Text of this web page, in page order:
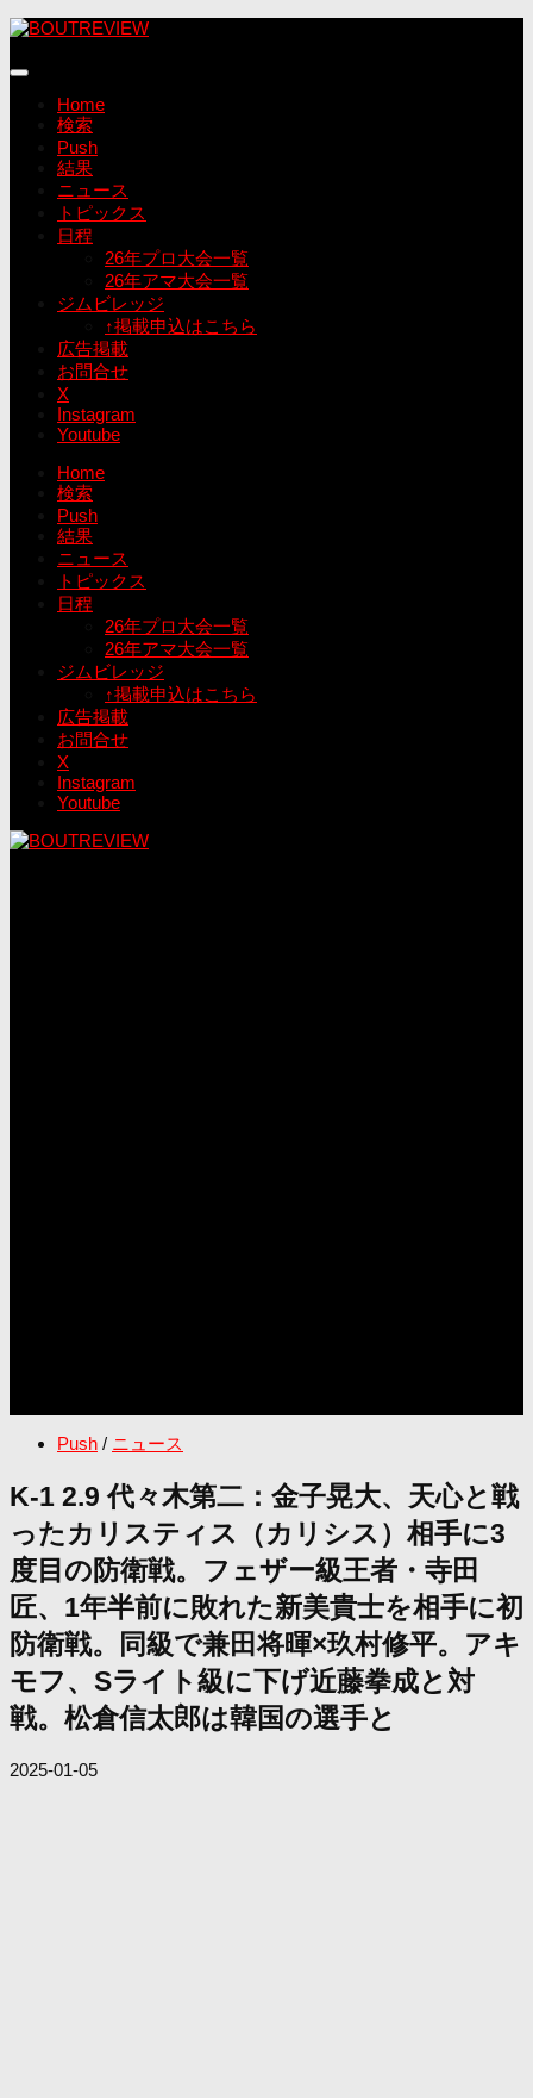
コ
テ
Home
検索
Push
結果
ニュース
トピックス
日程
26年プロ大会一覧
26年アマ大会一覧
ジムビレッジ
↑掲載申込はこちら
広告掲載
お問合せ
X
Instagram
Youtube
Home
検索
Push
結果
ニュース
トピックス
日程
26年プロ大会一覧
26年アマ大会一覧
ジムビレッジ
↑掲載申込はこちら
広告掲載
お問合せ
X
Instagram
Youtube
Push / ニュース
K-1 2.9 代々木第二：金子晃大、天心と戦
ったカリスティス（カリシス）相手に3
度目の防衛戦。フェザー級王者・寺田
匠、1年半前に敗れた新美貴士を相手に初
防衛戦。同級で兼田将暉×玖村修平。アキ
モフ、Sライト級に下げ近藤拳成と対
戦。松倉信太郎は韓国の選手と
2025-01-05